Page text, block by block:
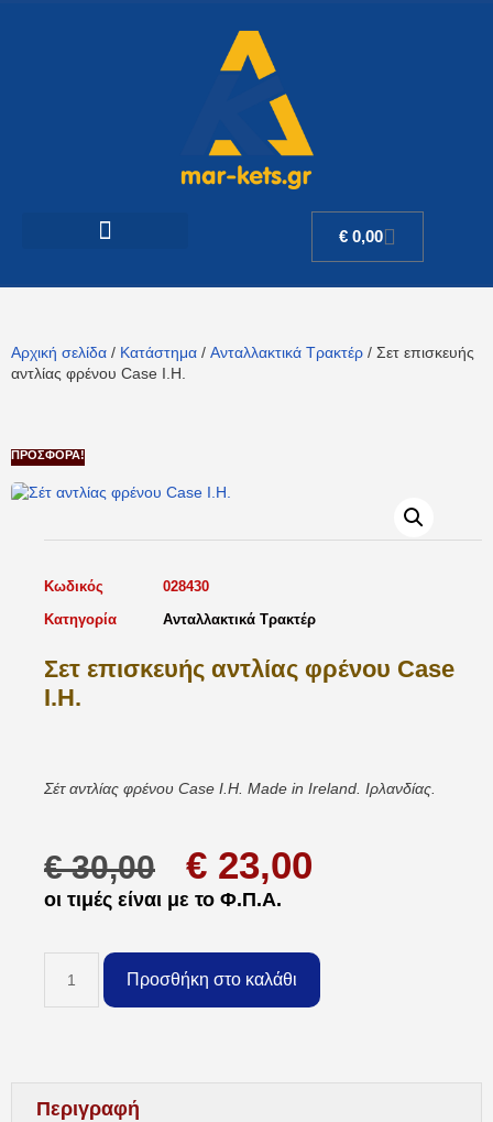
€ 0,00
Αρχική σελίδα / Κατάστημα / Ανταλλακτικά Τρακτέρ / Σετ επισκευής
αντλίας φρένου Case I.H.
ΠΡΟΣΦΟΡΆ!
Κωδικός
028430
Κατηγορία
Ανταλλακτικά Τρακτέρ
Σετ επισκευής αντλίας φρένου Case
I.H.
Σέτ αντλίας φρένου Case I.H. Made in Ireland. Ιρλανδίας.
€30,00 € 23,00
οι τιμές είναι με το Φ.Π.Α.
Προσθήκη στο καλάθι
Περιγραφή